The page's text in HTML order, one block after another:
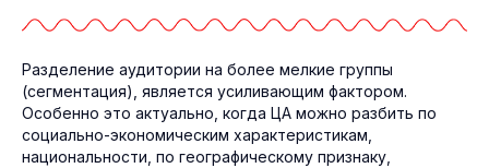
Разделение аудитории на более мелкие группы
(сегментация), является усиливающим фактором.
Особенно это актуально, когда ЦА можно разбить по
социально-экономическим характеристикам,
национальности, по географическому признаку,